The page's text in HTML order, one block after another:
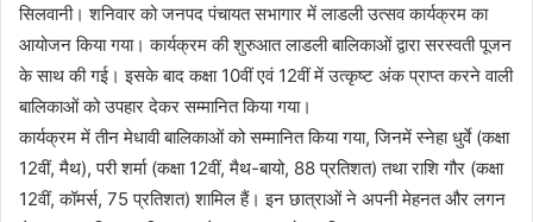
सिलवानी। शनिवार को जनपद पंचायत सभागार में लाडली उत्सव कार्यक्रम का
आयोजन किया गया। कार्यक्रम की शुरुआत लाडली बालिकाओं द्वारा सरस्वती पूजन
के साथ की गई। इसके बाद कक्षा 10वीं एवं 12वीं में उत्कृष्ट अंक प्राप्त करने वाली
बालिकाओं को उपहार देकर सम्मानित किया गया।
कार्यक्रम में तीन मेधावी बालिकाओं को सम्मानित किया गया, जिनमें स्नेहा धुर्वे (कक्षा
12वीं, मैथ), परी शर्मा (कक्षा 12वीं, मैथ-बायो, 88 प्रतिशत) तथा राशि गौर (कक्षा
12वीं, कॉमर्स, 75 प्रतिशत) शामिल हैं। इन छात्राओं ने अपनी मेहनत और लगन